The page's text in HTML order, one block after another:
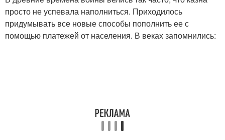
Налог на недвижимость Смешные налоги
просто не успевала наполниться. Приходилось
придумывать все новые способы пополнить ее с
помощью платежей от населения. В веках запомнились: